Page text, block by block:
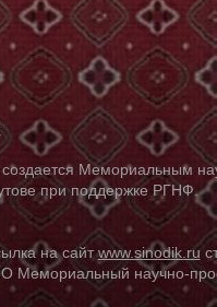
Мемориальным
при поддержке РГНФ.
на сайтwww.sinodik.ru
научно-